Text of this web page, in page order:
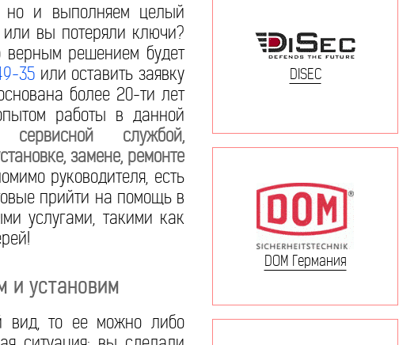
но и выполняем целый
или вы потеряли ключи?
верным решением будет
35 или оставить заявку
более 20-ти лет
работы в данной
службой,
замене, ремонте
руководителя, есть
прийти на помощь в
услугами, такими как
и установим
вид, то ее можно либо
DISEC
DOM Германия